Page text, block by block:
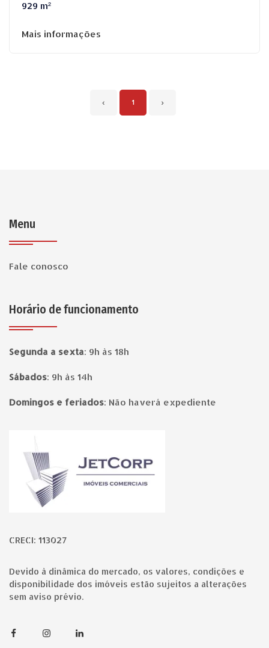
929 m²
Mais informações
‹ 1 ›
Menu
Fale conosco
Horário de funcionamento
Segunda a sexta: 9h às 18h
Sábados: 9h às 14h
Domingos e feriados: Não haverá expediente
CRECI: 113027
Devido à dinâmica do mercado, os valores, condições e
disponibilidade dos imóveis estão sujeitos a alterações
sem aviso prévio.
FacebookInstagramLinkedin